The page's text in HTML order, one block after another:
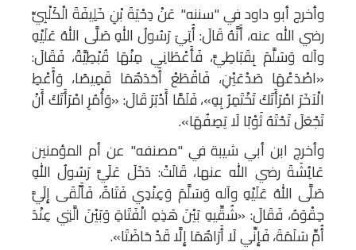
وأخرج أبو داود في "سننه" عَنْ دِحْيَةَ بْنِ خَلِيفَةَ الْكَلْبِيِّ
رضي الله عنه، أَنَّهُ قَالَ: أُتِيَ رَسُولُ اللهِ صَلَّى اللهُ عَلَيْهِ
وآله وَسَلَّمَ بِقَبَاطِيَّ، فَأَعْطَانِي مِنْهَا قُبْطِيَّةً، فَقَالَ:
«اصْدَعْهَا صَدْعَيْنِ، فَاقْطَعْ أَحَدَهُمَا قَمِيصًا، وَأَعْطِ
الْآخَرَ امْرَأَتَكَ تَخْتَمِرُ بِهِ»، فَلَمَّا أَدْبَرَ قَالَ: «وَأْمُرِ امْرَأَتَكَ أَنْ
تَجْعَلَ تَحْتَهُ ثَوْبًا لَا يَصِفُهَا».
وأخرج ابن أبي شيبة في "مصنفه" عن أم المؤمنين
عَائِشَةَ رضي الله عنها، قَالَتْ: دَخَلَ عَلَيَّ رَسُولُ اللهِ
صَلَّى اللهُ عَلَيْهِ وآله وَسَلَّمَ وَعِنْدِي فَتَاةٌ، فَأَلْقَى إِلَيَّ
حِقْوَهُ، فَقَالَ: «شُقِّيهِ بَيْنَ هَذِهِ الْفَتَاةِ وَبَيْنَ الَّتِي عِنْدَ
أُمِّ سَلَمَةَ، فَإِنِّي لَا أَرَاهُمَا إِلَّا قَدْ حَاضَتَا».